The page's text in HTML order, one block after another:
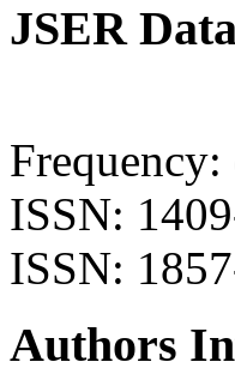
JSER
ISSN:
ISSN:
Authors